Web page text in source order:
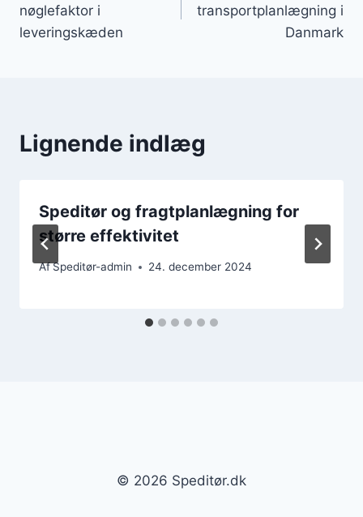
nøglefaktor i
leveringskæden
transportplanlægning i
Danmark
Lignende indlæg
Speditør og fragtplanlægning for
større effektivitet
AfSpeditør-admin 24. december 2024
© 2026 Speditør.dk